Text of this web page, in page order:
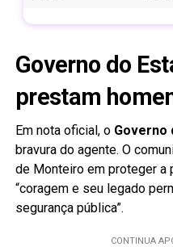
Governo do
prestam
Em nota oficial, o Governo
bravura do agente. O
de Monteiro em proteger a
“coragem e seu legado
segurança pública”.